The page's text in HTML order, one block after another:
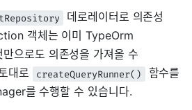
데로레이터로 의존성
객체는 이미 TypeOrm
으로도 의존성을 가져올 수
대로
createQueryRunner()
함수를
를 수행할 수 있습니다.